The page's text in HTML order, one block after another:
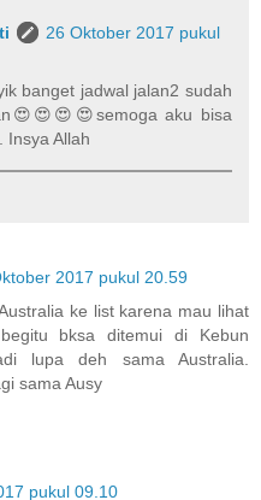
26 Oktober 2017 pukul
banget jadwal jalan2 sudah
aku bisa
Insya Allah
2017 pukul 20.59
ke list karena mau lihat
bksa ditemui di Kebun
lupa deh sama Australia.
sama Ausy
pukul 09.10